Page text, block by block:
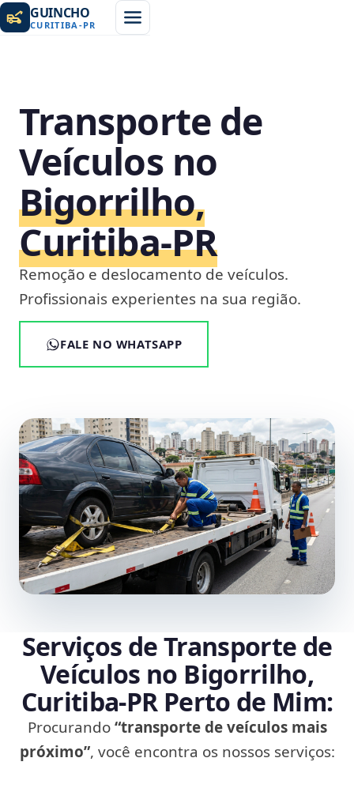
GUINCHO
CURITIBA -PR
Transporte de
Veículos no
Bigorrilho,
Curitiba‑PR
Remoção e deslocamento de veículos.
Profissionais experientes na sua região.
FALE NO WHATSAPP
Serviços de Transporte de
Veículos no Bigorrilho,
Curitiba‑PR Perto de Mim:
Procurando“transporte de veículos mais
próximo”, você encontra os nossos serviços: